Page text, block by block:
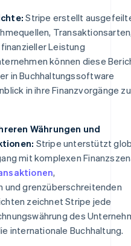
Stripe erstellt
Leistung
können diese
in Buchhaltungssoftware
in ihre Finanzvorgänge zu
Währungen und
Stripe unterstützt
mit komplexen
,
und grenzüberschreitenden
zeichnet Stripe jede
des
internationale Buchhaltung.